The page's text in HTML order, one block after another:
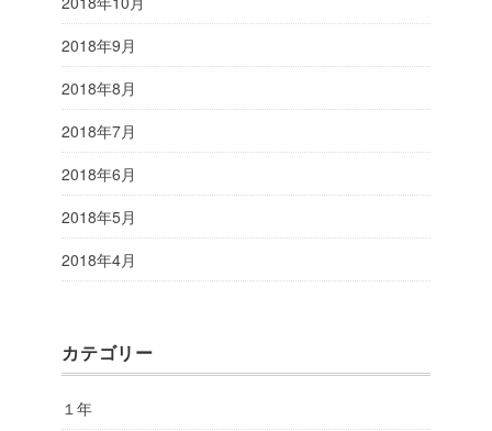
2018年9月
2018年8月
2018年7月
2018年6月
2018年5月
2018年4月
カテゴリー
１年